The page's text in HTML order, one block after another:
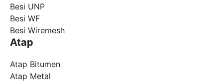
Besi UNP
Besi WF
Besi Wiremesh
Atap
Atap Bitumen
Atap Metal